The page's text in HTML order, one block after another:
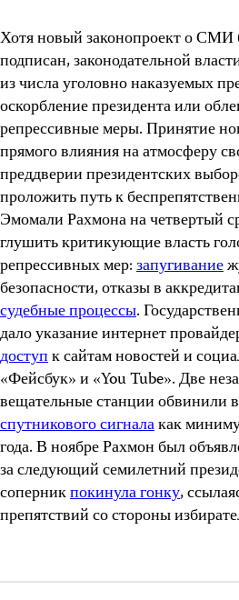
Хотя новый законопроект о СМИ
подписан, законодательной
из числа уголовно наказуемых
оскорбление президента или
репрессивные меры. Принятие
прямого влияния на атмосферу
преддверии президентских
проложить путь к
Эмомали Рахмона на четвертый
глушить критикующие власть
репрессивных мер:запугивание
безопасности, отказы в
судебные процессы.
дало указание интернет
доступк сайтам новостей и
«Фейсбук» и «You Tube». Две
вещательные станции обвинили
спутникового сигналакак
года. В ноябре Рахмон был
за следующий семилетний
соперникпокинула гонку,
препятствий со стороны